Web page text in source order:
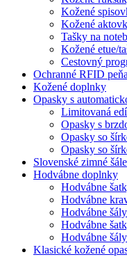
Kožené
Kožené
Tašky na
Kožené etue/
Cestovný
Ochranné RFID
Kožené doplnky
Opasky s
Limitovaná
Opasky s
Opasky so
Opasky so
Slovenské zimné šále
Hodvábne doplnky
Hodvábne
Hodvábne
Hodvábne
Hodvábne
Hodvábne
Klasické kožené